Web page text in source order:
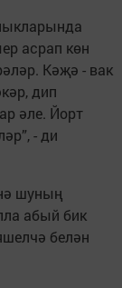
асрап көн
Кәҗә - вак
дип
әле. Йорт
- ди
шуның
абый бик
белән